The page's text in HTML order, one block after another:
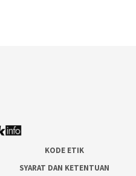
KODE ETIK
SYARAT DAN KETENTUAN